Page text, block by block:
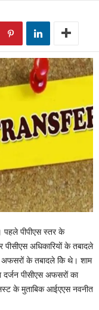
पहले पीपीएस स्तर के
अधिकारियों के तबादले
अफसरों के तबादले किे थे। शाम
पीसीएस अफसरों का
के मुताबिक आईएएस नवनीत